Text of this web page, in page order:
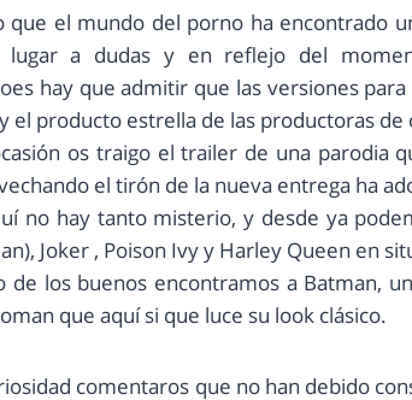
que el mundo del porno ha encontrado
lugar a dudas y en reflejo del
hay que admitir que las versiones
el producto estrella de las productoras de
os traigo el trailer de una parodia
el tirón de la nueva entrega ha
no hay tanto misterio, y desde ya
Joker , Poison Ivy y Harley Queen en
de los buenos encontramos a Batman,
que aquí si que luce su look clásico.
comentaros que no han debido